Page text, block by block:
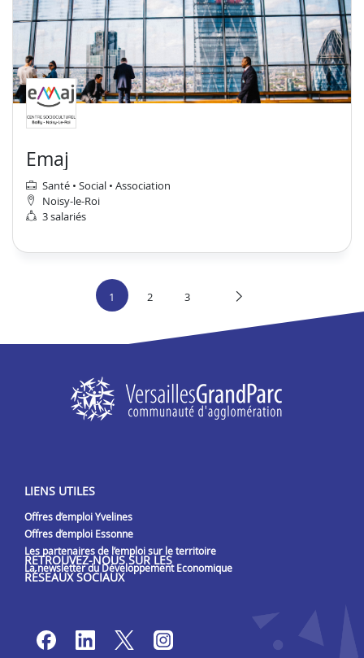
Emaj
Santé • Social • Association
Noisy-le-Roi
3 salariés
1 2 3
LIENS UTILES
Offres d’emploi Yvelines
Offres d’emploi Essonne
Les partenaires de l’emploi sur le territoire
La newsletter du Développement Economique
RETROUVEZ-NOUS SUR LES
RÉSEAUX SOCIAUX
Lien vers notre page Facebook
Lien vers notre page
Lien vers notre page
Lien vers notre